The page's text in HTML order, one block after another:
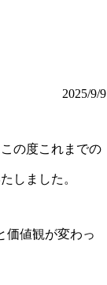
2025/9/9
の度これまでの
しました。
価値観が変わっ